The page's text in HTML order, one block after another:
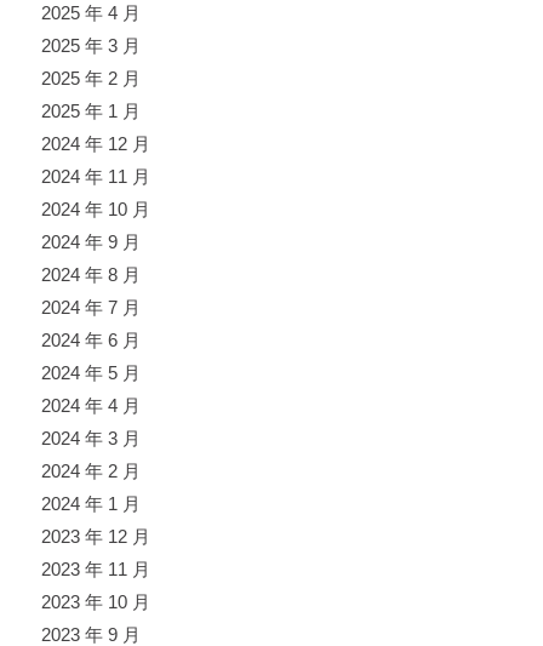
2025 年 4 月
2025 年 3 月
2025 年 2 月
2025 年 1 月
2024 年 12 月
2024 年 11 月
2024 年 10 月
2024 年 9 月
2024 年 8 月
2024 年 7 月
2024 年 6 月
2024 年 5 月
2024 年 4 月
2024 年 3 月
2024 年 2 月
2024 年 1 月
2023 年 12 月
2023 年 11 月
2023 年 10 月
2023 年 9 月